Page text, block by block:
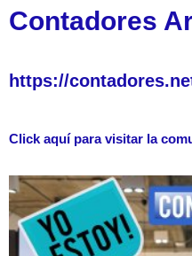
Contadores
https://
Click aquí para visitar la